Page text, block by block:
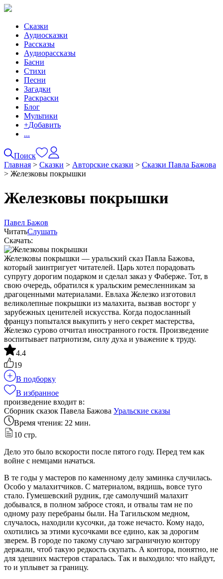
Сказки
Аудиосказки
Рассказы
Аудиорассказы
Басни
Стихи
Песни
Загадки
Раскраски
Блог
Мультики
+Добавить
...
Поиск
Главная > Сказки > Авторские сказки > Сказки Павла Бажова
> Железковы покрышки
Железковы покрышки
Павел Бажов
ЧитатьСлушать
Скачать:
Железковы покрышки — уральский сказ Павла Бажова,
который заинтригует читателей. Царь хотел порадовать
супругу дорогим подарком и сделал заказ у Фаберже. Тот, в
свою очередь, обратился к уральским ремесленникам за
драгоценными материалами. Евлаха Железко изготовил
великолепные покрышки из малахита, вызвав восторг у
зарубежных ценителей искусства. Когда подосланный
француз попытался выкупить у него секрет мастерства,
Железко сурово отчитал иностранного гостя. Произведение
воспитывает патриотизм, силу духа и уважение к труду.
4.4
19
В подборку
В избранное
произведение входит в:
Сборник сказок Павела Бажова Уральские сказы
Время чтения: 22 мин.
10 стр.
Дело это было вскорости после пятого году. Перед тем как
войне с немцами начаться.
В те годы у мастеров по каменному делу заминка случилась.
Особо у малахитчиков. С материалом, вядишь, вовсе туго
стало. Гумешевский рудник, где самолучший малахит
добывался, в полном забросе стоял, и отвалы там не по
одному разу перебраны были. На Тагильском медном,
случалось, находили кусочки, да тоже нечасто. Кому надо,
охотились за этими кусочками все едино, как за дорогим
зверем. В городе по такому случаю заграничную контору
держали, чтоб такую редкость скупать. А контора, понятно, не
для здешних мастеров старалась. Так и выходило: что найдут,
то и уплывет за границу.